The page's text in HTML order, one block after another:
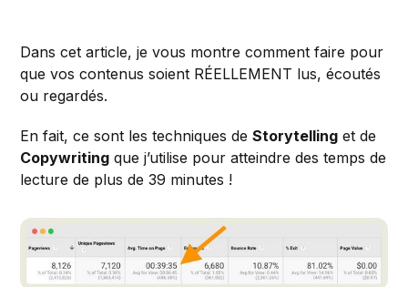
Dans cet article, je vous montre comment faire pour
que vos contenus soient RÉELLEMENT lus, écoutés
ou regardés.
En fait, ce sont les techniques deStorytelling et de
Copywriting que j’utilise pour atteindre des temps de
lecture de plus de 39 minutes !